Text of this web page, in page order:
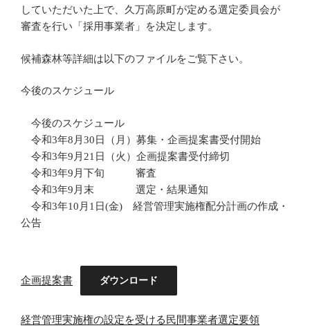
していただいた上で、久万高原町が定める選定委員会が
審査を行い「採用事業者」を決定します。
候補森林等詳細は以下のファイルをご覧下さい。
今後のスケジュール
今後のスケジュール
令和3年8月30日（月）募集・企画提案書受付開始
令和3年9月21日（火）企画提案書受付締切
令和3年9月下旬 審査
令和3年9月末 選定・結果通知
令和3年10月1日(金) 経営管理実施権配分計画の作成・
公告
企画提案書 ダウンロード
経営管理実施権の設定を受ける民間事業者選定要領